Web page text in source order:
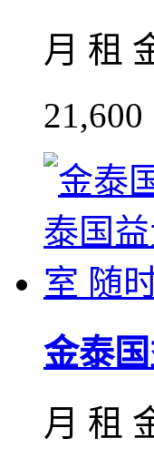
月 租
21,600
金泰
月 租